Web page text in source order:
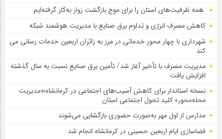
همه ظرفیت‌های استان را برای موج بازگشت زوار به‌کار گرفته‌ایم
کاهش مصرف انرژی و تداوم برق صنایع با مدیریت هوشمند شبکه
شهرداری با چهار محور خدماتی در مرز به زائران اربعین خدمات رسانی می
کند
مدیریت مصرف با تأخیر آغاز شد/ تأمین برق صنایع نسبت به سال گذشته
افزایش یافت
نسخه استاندار برای کاهش آسیب‌های اجتماعی در کرمانشاه؛«مدیریت
محله‌محور» کلید تحول اجتماعی استان
مدارس از اول مهر به‌صورت حضوری بازگشایی می‌شوند
فضاسازی ایام اربعین حسینی در کرمانشاه انجام شد